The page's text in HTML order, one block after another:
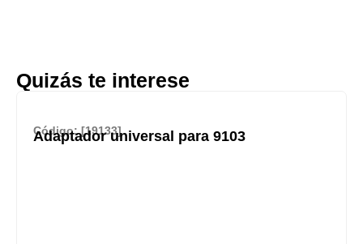
Quizás te interese
Código: [19133]
Adaptador universal para 9103